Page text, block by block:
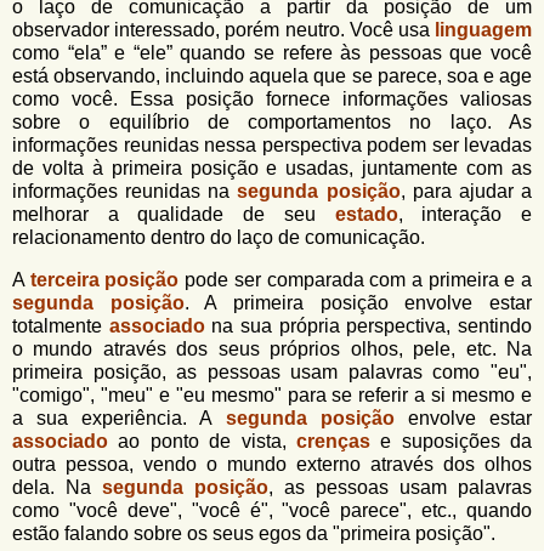
u
s
c
a
o laço de comunicação a partir da posição de um
observador interessado, porém neutro. Você usa linguagem
como “ela” e “ele” quando se refere às pessoas que você
está observando, incluindo aquela que se parece, soa e age
como você. Essa posição fornece informações valiosas
sobre o equilíbrio de comportamentos no laço. As
informações reunidas nessa perspectiva podem ser levadas
de volta à primeira posição e usadas, juntamente com as
informações reunidas nasegunda posição, para ajudar a
melhorar a qualidade de seu estado, interação e
relacionamento dentro do laço de comunicação.
A terceira posição pode ser comparada com a primeira e a
segunda posição. A primeira posição envolve estar
totalmente associadona sua própria perspectiva, sentindo
o mundo através dos seus próprios olhos, pele, etc. Na
primeira posição, as pessoas usam palavras como "eu",
"comigo", "meu" e "eu mesmo" para se referir a si mesmo e
a sua experiência. A segunda posiçãoenvolve estar
associado ao ponto de vista, crençase suposições da
outra pessoa, vendo o mundo externo através dos olhos
dela. Na segunda posição, as pessoas usam palavras
como "você deve", "você é", "você parece", etc., quando
estão falando sobre os seus egos da "primeira posição".